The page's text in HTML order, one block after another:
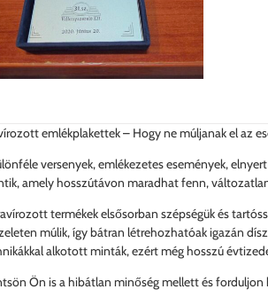
emlékplakettek – Hogy ne múljanak el az
versenyek, emlékezetes események,
amely hosszútávon maradhat fenn,
termékek elsősorban szépségük és
múlik, így bátran létrehozhatóak igazán
alkotott minták, ezért még hosszú
Ön is a hibátlan minőség mellett és forduljon